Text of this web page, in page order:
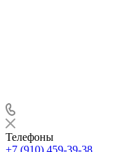
Телефоны
+7 (910) 459-39-38